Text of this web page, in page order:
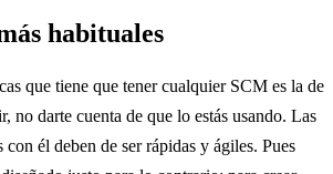
habituales
que tiene que tener cualquier SCM es la de
no darte cuenta de que lo estás usando. Las
con él deben de ser rápidas y ágiles. Pues